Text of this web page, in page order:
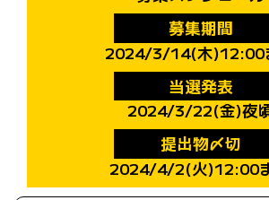
募集期間
2024/3/14(木)12:00
当選発表
2024/3/22(金)夜
提出物〆切
2024/4/2(火)12:00